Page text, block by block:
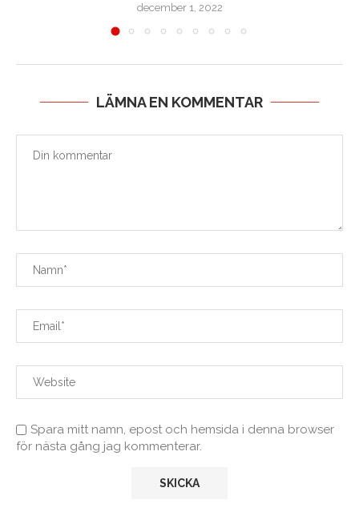
december 1, 2022
LÄMNA EN KOMMENTAR
Spara mitt namn, epost och hemsida i denna browser
för nästa gång jag kommenterar.